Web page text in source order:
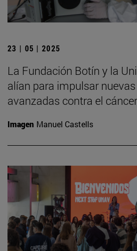
23 | 05 | 2025
La Fundación Botín y la
alían para impulsar
avanzadas contra el cáncer
Imagen Manuel Castells